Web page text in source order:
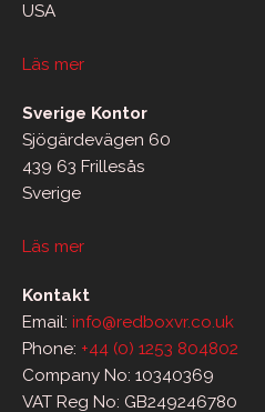
USA
Läs mer
Sverige Kontor
Sjögärdevägen 60
439 63 Frillesås
Sverige
Läs mer
Kontakt
Email: info@redboxvr.co.uk
Phone: +44 (0) 1253 804802
Company No: 10340369
VAT Reg No: GB249246780